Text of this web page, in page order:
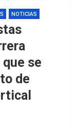
NOTICIAS
que se
de